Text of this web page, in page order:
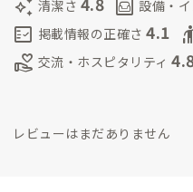
思い出になりますように。心
auto_awesome 清潔さ living 設備・
fact_check 掲載情報の正確さ 4.1
volunteer_activism 交流・ホスピタリティ
レビューはまだありません